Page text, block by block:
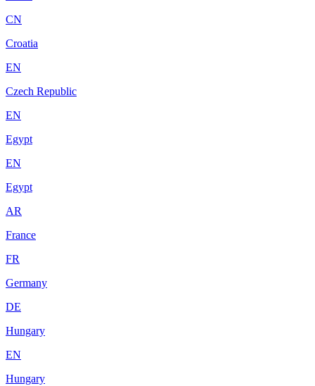
CN
Croatia
EN
Czech Republic
EN
Egypt
EN
Egypt
AR
France
FR
Germany
DE
Hungary
EN
Hungary